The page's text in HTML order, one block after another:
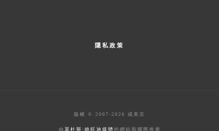
隱私政策
版權 © 2007-2026 成美京
由 莫杜斯·維旺迪媒體的網站和國際推廣